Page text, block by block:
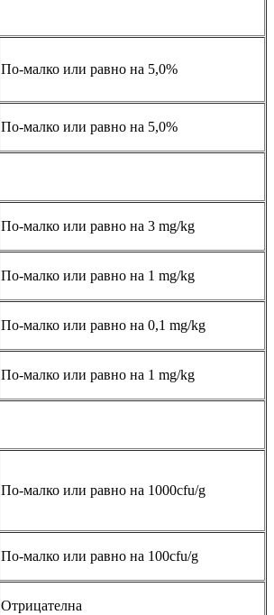
По-малко или равно на 5,0%
По-малко или равно на 5,0%
По-малко или равно на 3 mg/kg
По-малко или равно на 1 mg/kg
По-малко или равно на 0,1 mg/kg
По-малко или равно на 1 mg/kg
По-малко или равно на 1000cfu/g
По-малко или равно на 100cfu/g
Отрицателна